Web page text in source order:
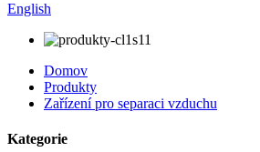
English
Domov
Produkty
Zařízení pro separaci vzduchu
Kategorie